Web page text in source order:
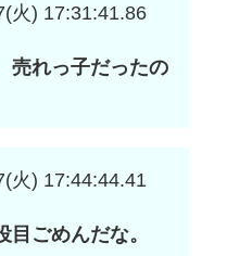
火) 17:31:41.86
売れっ子だったの
火) 17:44:44.41
ごめんだな。